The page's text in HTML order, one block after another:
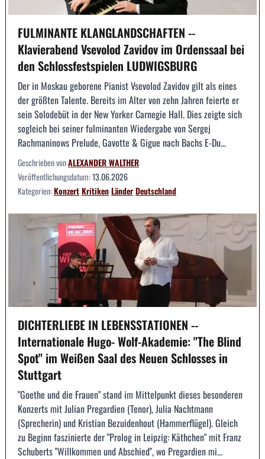
FULMINANTE KLANGLANDSCHAFTEN --
Klavierabend Vsevolod Zavidov im Ordenssaal bei
den Schlossfestspielen LUDWIGSBURG
Der in Moskau geborene Pianist Vsevolod Zavidov gilt als eines
der größten Talente. Bereits im Alter von zehn Jahren feierte er
sein Solodebüt in der New Yorker Carnegie Hall. Dies zeigte sich
sogleich bei seiner fulminanten Wiedergabe von Sergej
Rachmaninows Prelude, Gavotte & Gigue nach Bachs E-Du...
Geschrieben vonALEXANDER WALTHER
Veröffentlichungsdatum:13.06.2026
Kategorien:KonzertKritikenLänderDeutschland
DICHTERLIEBE IN LEBENSSTATIONEN --
Internationale Hugo- Wolf-Akademie: "The Blind
Spot" im Weißen Saal des Neuen Schlosses in
Stuttgart
"Goethe und die Frauen" stand im Mittelpunkt dieses besonderen
Konzerts mit Julian Pregardien (Tenor), Julia Nachtmann
(Sprecherin) und Kristian Bezuidenhout (Hammerflügel). Gleich
zu Beginn faszinierte der "Prolog in Leipzig: Käthchen" mit Franz
Schuberts "Willkommen und Abschied", wo Pregardien mi...